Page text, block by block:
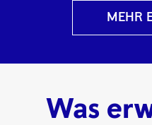
MEHR
Was